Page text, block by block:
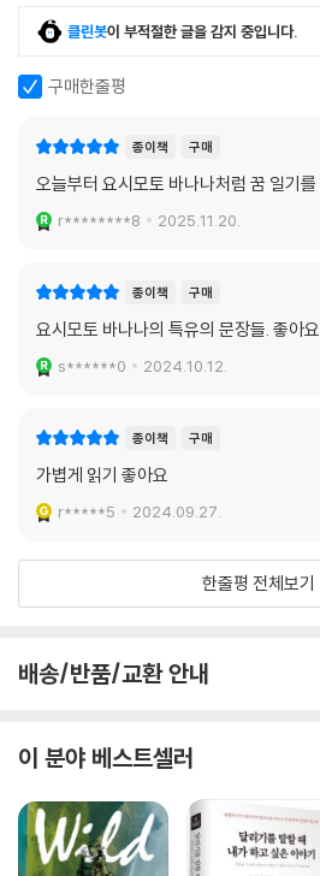
주가 탄생할 듯한 느낌이 들었습니다. ”
클린봇이 부적절한 글을 감지 중입니다.
구매한줄평
종이책 구매
오늘부터 요시모토 바나나처럼 꿈 일기를
r********8 2025.11.20.
종이책 구매
요시모토 바나나의 특유의 문장들. 좋아요
s******0 2024.10.12.
종이책 구매
가볍게 읽기 좋아요
r*****5 2024.09.27.
한줄평 전체보기
배송/반품/교환 안내
이 분야 베스트셀러